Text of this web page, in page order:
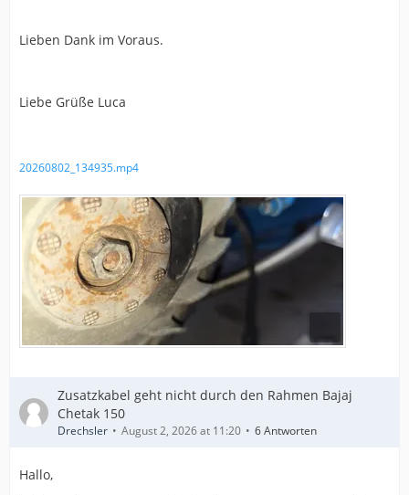
Lieben Dank im Voraus.
Liebe Grüße Luca
20260802_134935.mp4
Zusatzkabel geht nicht durch den Rahmen Bajaj
Chetak 150
Drechsler August 2, 2026 at 11:20 6 Antworten
Hallo,